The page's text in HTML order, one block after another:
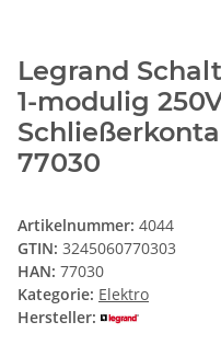
Legrand
1-modulig
77030
Artikelnummer: 4044
GTIN: 3245060770303
HAN: 77030
Kategorie: Elektro
Hersteller: